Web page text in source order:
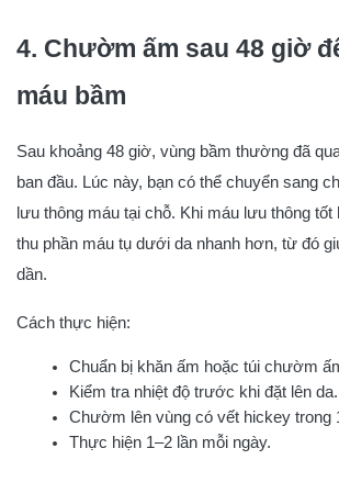
4. Chườm ấm sau 48 giờ
máu bầm
Sau khoảng 48 giờ, vùng bầm thường đã
ban đầu. Lúc này, bạn có thể chuyển sang
lưu thông máu tại chỗ. Khi máu lưu thông
thu phần máu tụ dưới da nhanh hơn, từ đó
dần.
Cách thực hiện:
Chuẩn bị khăn ấm hoặc túi chườm
Kiểm tra nhiệt độ trước khi đặt lên da.
Chườm lên vùng có vết hickey trong
Thực hiện 1–2 lần mỗi ngày.